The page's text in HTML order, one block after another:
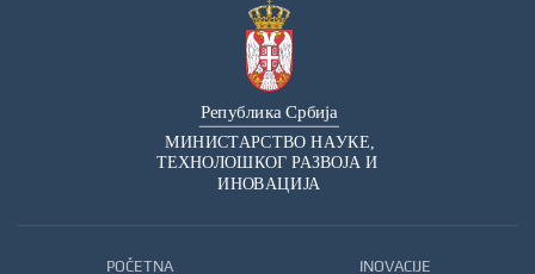
POČETNA INOVACIJE